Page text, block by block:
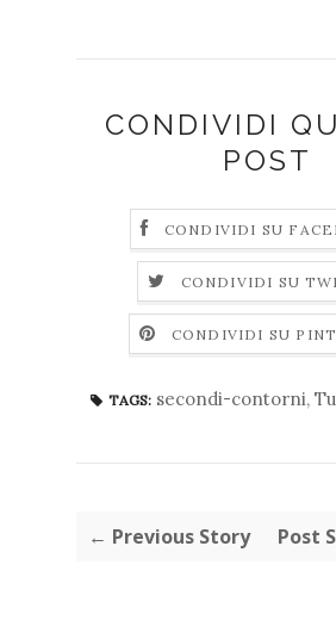
CONDIVIDI
POST
CONDIVIDI SU
CONDIVIDI SU
CONDIVIDI SU
TAGS: secondi-contorni,
← Previous Story Post